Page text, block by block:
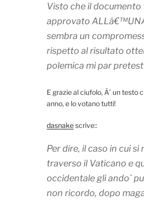
Visto che il documento
approvato
sembra un
rispetto al risultato
polemica mi par
E grazie al ciufolo, Ã¨ un testo
anno, e lo votano tutti!
dasnakescrive::
Per dire, il caso in cui si
traverso il Vaticano e
occidentale gli ando`
non ricordo, dopo